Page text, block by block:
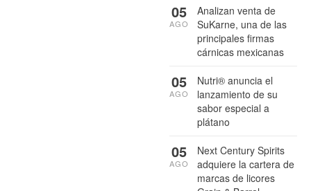
Analizan venta de
SuKarne, una de las
principales firmas
cárnicas mexicanas
05
AGO
Nutri® anuncia el
lanzamiento de su
sabor especial a
plátano
05
AGO
Next Century Spirits
adquiere la cartera de
marcas de licores
05
AGO